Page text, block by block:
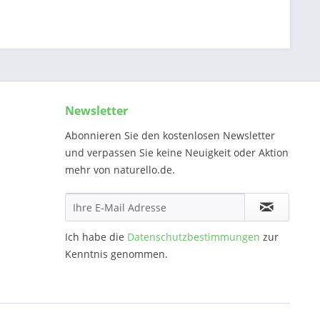
Newsletter
Abonnieren Sie den kostenlosen Newsletter
und verpassen Sie keine Neuigkeit oder Aktion
mehr von naturello.de.
Ich habe die Datenschutzbestimmungen zur
Kenntnis genommen.